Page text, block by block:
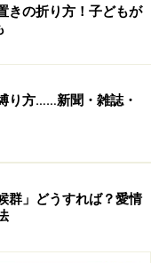
きの折り方！子どもが
り方……新聞・雑誌・
群」どうすれば？愛情